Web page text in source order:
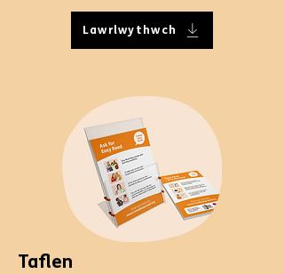
Lawrlwythwch
Taflen